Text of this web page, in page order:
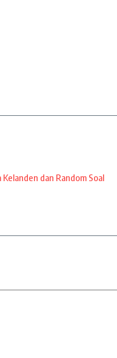
dan Random Soal